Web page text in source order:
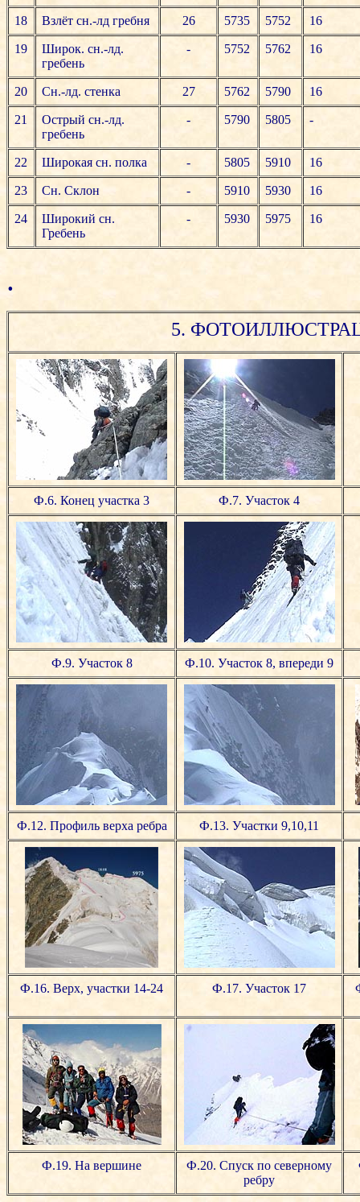
18 Взлёт сн.-лд гребня 26 5735 5752 16
19
Широк. сн.-лд.
гребень
- 5752 5762 16
20 Сн.-лд. стенка 27 5762 5790 16
21
Острый сн.-лд.
гребень
- 5790 5805 -
22 Широкая сн. полка - 5805 5910 16
23 Сн. Склон - 5910 5930 16
24
Широкий сн.
Гребень
- 5930 5975 16
.
5.
Ф.6. Конец участка 3 Ф.7. Участок 4
Ф.9. Участок 8 Ф.10. Участок 8, впереди 9
Ф.12. Профиль верха ребра Ф.13. Участки 9,10,11
Ф.16. Верх, участки 14-24 Ф.17. Участок 17
Ф.19. На вершине
Ф.20. Спуск по северному
ребру